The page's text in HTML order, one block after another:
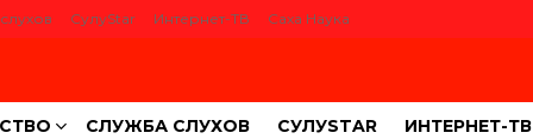
СулуStar Интернет-ТВ Саха Наука
СЛУЖБА СЛУХОВ СУЛУSTAR ИНТЕРНЕТ-ТВ